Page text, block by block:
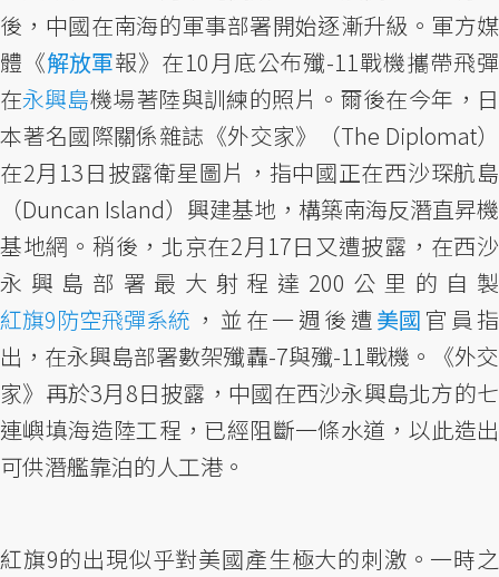
後，中國在南海的軍事部署開始逐漸升級。軍方媒
體《解放軍報》在10月底公布殲-11戰機攜帶飛彈
在永興島機場著陸與訓練的照片。爾後在今年，日
本著名國際關係雜誌《外交家》（The Diplomat）
在2月13日披露衛星圖片，指中國正在西沙琛航島
（Duncan Island）興建基地，構築南海反潛直昇機
基地網。稍後，北京在2月17日又遭披露，在西沙
永興島部署最大射程達200公里的自製
紅旗9防空飛彈系統 ，並在一週後遭美國 官員指
出，在永興島部署數架殲轟-7與殲-11戰機。《外交
家》再於3月8日披露，中國在西沙永興島北方的七
連嶼填海造陸工程，已經阻斷一條水道，以此造出
可供潛艦靠泊的人工港。
紅旗9的出現似乎對美國產生極大的刺激。一時之